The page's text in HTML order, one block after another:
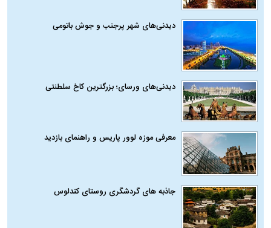
دیدنی‌های شهر پرجنب و جوش باتومی
دیدنی‌های ورسای؛ بزرگترین کاخ سلطنتی
معرفی موزه لوور پاریس و راهنمای بازدید
جاذبه های گردشگری روستای کندلوس